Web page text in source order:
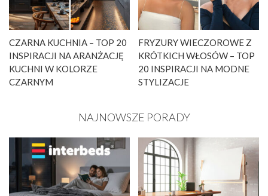
CZARNA KUCHNIA – TOP 20
INSPIRACJI NA ARANŻACJĘ
KUCHNI W KOLORZE
CZARNYM
FRYZURY WIECZOROWE Z
KRÓTKICH WŁOSÓW – TOP
20 INSPIRACJI NA MODNE
STYLIZACJE
NAJNOWSZE PORADY